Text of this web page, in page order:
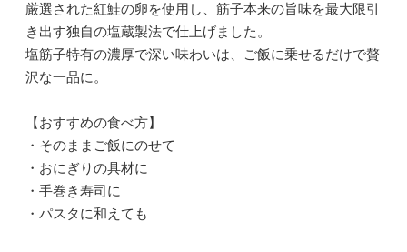
厳選された紅鮭の卵を使用し、筋子本来の旨味を最大限引
き出す独自の塩蔵製法で仕上げました。
塩筋子特有の濃厚で深い味わいは、ご飯に乗せるだけで贅
沢な一品に。
【おすすめの食べ方】
・そのままご飯にのせて
・おにぎりの具材に
・手巻き寿司に
・パスタに和えても